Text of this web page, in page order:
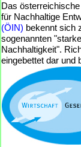
Das
für Nachhaltige
(ÖIN) bekennt sich
sogenannten
Nachhaltigkeit".
eingebettet dar und